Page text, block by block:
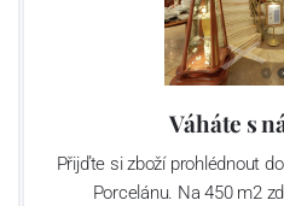
Váháte s
Přijďte si zboží prohlédnout
Porcelánu. Na 450 m2